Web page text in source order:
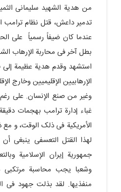
من هدیة الشهید سلیمانی
تدمیر داعش، قتل نظام ترامب
عندما کان ضیفاً رسمیاً على
بطل آخر فی محاربة الإرهاب
استشهد وقدم هدیة عظیمة
الإرهابیین الإقلیمیین وخارج
وغیر من صنع الإنسان. علی
غباء إدارة ترامب بهجمات
الأمریکیة فی ذلک الوقت، و
لهذا القتل التعسفی ینبغی
جمهوریة إیران الإسلامیة
وشعبا یجب محاسبة مرتکبی
منفذیها. لقد بذلت جهود فی